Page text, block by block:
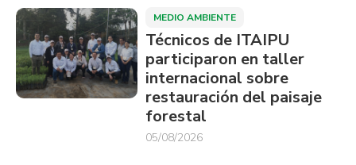
MEDIO AMBIENTE
Técnicos de ITAIPU
participaron en taller
internacional sobre
restauración del paisaje
forestal
05/08/2026